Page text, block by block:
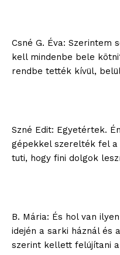
Csné G. Éva: Szerintem
kell mindenbe bele
rendbe tették kívül,
Szné Edit: Egyetértek.
gépekkel szerelték fel a
tuti, hogy fini dolgok
B. Mária: És hol van
idején a sarki háznál és
szerint kellett felújítani